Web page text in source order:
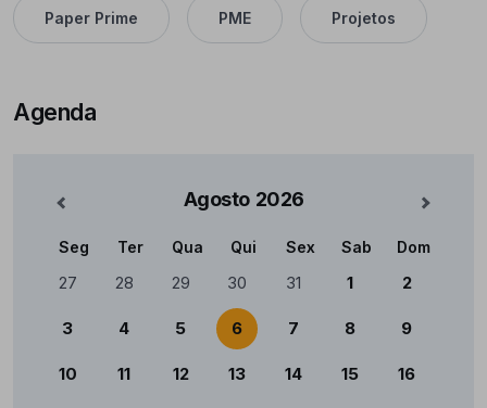
Paper Prime PME Projetos
Agenda
Agosto 2026 Mês
Calendário
Seg Ter Qua Qui Sex Sab Dom
27 28 29 30 31 1 2
3 4 5 6 7 8 9
10 11 12 13 14 15 16